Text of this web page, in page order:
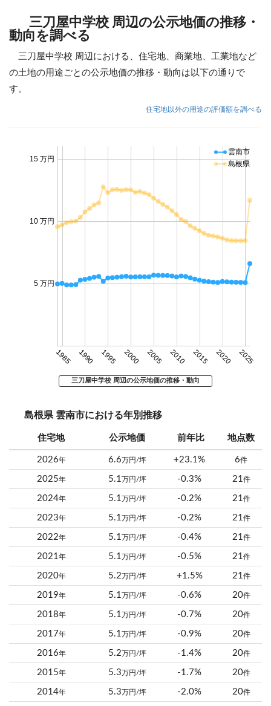
三刀屋中学校 周辺の公示地価の推移・
動向を調べる
三刀屋中学校 周辺における、住宅地、商業地、工業地など
の土地の用途ごとの公示地価の推移・動向は以下の通りで
す。
住宅地以外の用途の評価額を調べる
1985 1990 1995 2000 2005 2010 2015 2020 2025
5 万円
10 万円
15 万円
雲南市
島根県
三刀屋中学校 周辺の公示地価の推移・動向
島根県 雲南市における年別推移
住宅地 公示地価 前年比 地点数
2026年 6.6 万円/坪 +23.1% 6件
2025年 5.1 万円/坪 -0.3% 21件
2024年 5.1 万円/坪 -0.2% 21件
2023年 5.1 万円/坪 -0.2% 21件
2022年 5.1 万円/坪 -0.4% 21件
2021年 5.1 万円/坪 -0.5% 21件
2020年 5.2 万円/坪 +1.5% 21件
2019年 5.1 万円/坪 -0.6% 20件
2018年 5.1 万円/坪 -0.7% 20件
2017年 5.1 万円/坪 -0.9% 20件
2016年 5.2 万円/坪 -1.4% 20件
2015年 5.3 万円/坪 -1.7% 20件
2014年 5.3 万円/坪 -2.0% 20件